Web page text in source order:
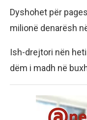
Dyshohet për
milionë denarësh
Ish-drejtori nën
dëm i madh në